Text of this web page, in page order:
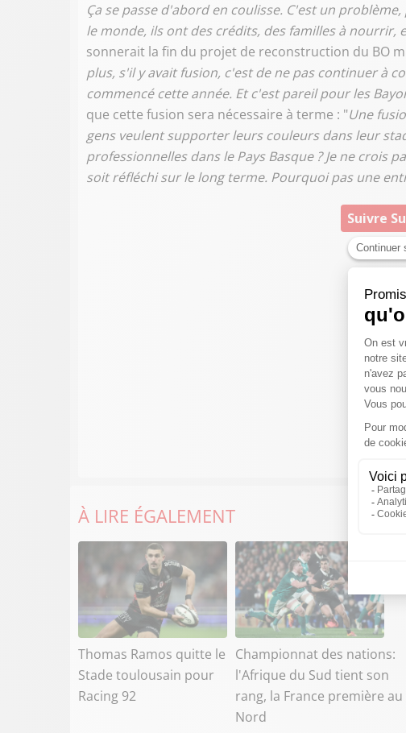
Ça se passe d'abord en coulisse. C'est un
le monde, ils ont des crédits, des familles à nourrir,
sonnerait la fin du projet de reconstruction du BO
plus, s'il y avait fusion, c'est de ne pas continuer à
commencé cette année. Et c'est pareil pour les
que cette fusion sera nécessaire à terme : "Une
gens veulent supporter leurs couleurs dans leur
professionnelles dans le Pays Basque ? Je ne crois
soit réfléchi sur le long terme. Pourquoi pas une
Suivre
À LIRE ÉGALEMENT
Thomas Ramos quitte le
Stade toulousain pour
Racing 92
Championnat des nations:
l'Afrique du Sud tient son
rang, la France première au
Nord